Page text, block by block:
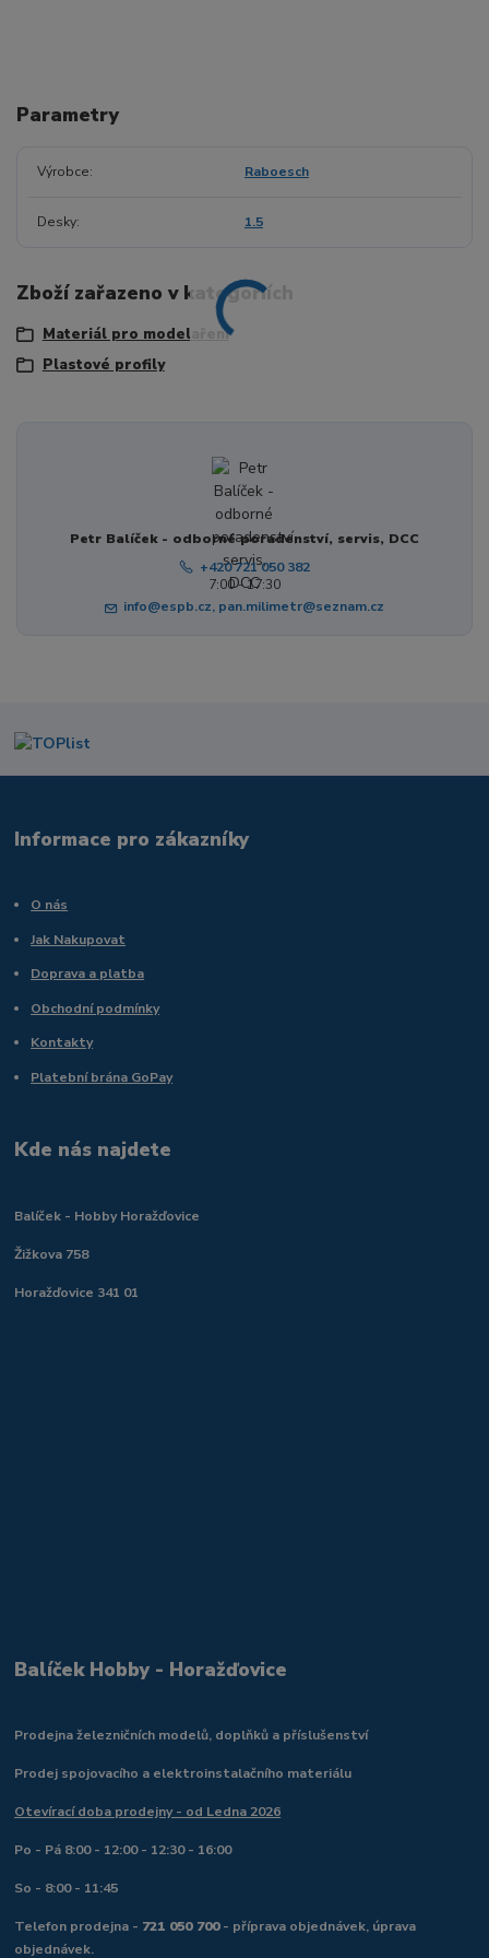
Parametry
Výrobce Raboesch
Desky 1.5
Zboží zařazeno v kategoriích
Materiál pro modelaření
Plastové profily
Petr Balíček - odborné poradenství, servis, DCC
+420 721 050 382
7:00 - 17:30
info@espb.cz, pan.milimetr@seznam.cz
Informace pro zákazníky
O nás
Jak Nakupovat
Doprava a platba
Obchodní podmínky
Kontakty
Platební brána GoPay
Kde nás najdete
Balíček - Hobby Horažďovice
Žižkova 758
Horažďovice 341 01
Balíček Hobby - Horažďovice
Prodejna železničních modelů, doplňků a příslušenství
Prodej spojovacího a elektroinstalačního materiálu
Otevírací doba prodejny - od Ledna 2026
Po - Pá 8:00 - 12:00 - 12:30 - 16:00
So - 8:00 - 11:45
Telefon prodejna - 721 050 700- příprava objednávek, úprava
objednávek.